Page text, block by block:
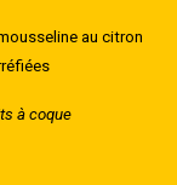
au citron
à coque